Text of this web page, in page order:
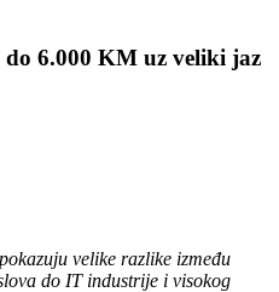
6.000 KM uz veliki jaz
velike razlike između
do IT industrije i visokog